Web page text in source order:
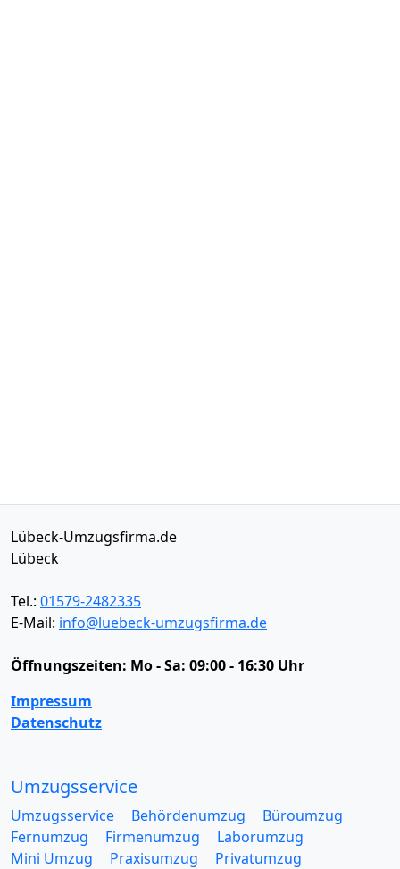
Lübeck-Umzugsfirma.de
Lübeck
Tel.: 01579-2482335
E-Mail: info@luebeck-umzugsfirma.de
Öffnungszeiten: Mo - Sa: 09:00 - 16:30 Uhr
Impressum
Datenschutz
Umzugsservice
Umzugsservice Behördenumzug
Büroumzug
Fernumzug
Firmenumzug
Laborumzug
Mini Umzug
Praxisumzug
Privatumzug